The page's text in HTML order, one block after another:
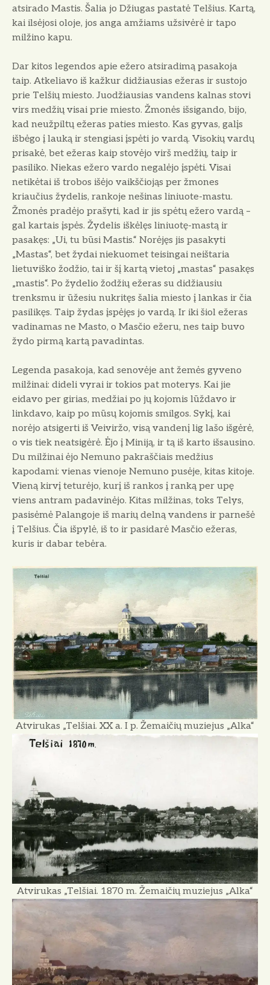
atsirado Mastis. Šalia jo Džiugas pastatė Telšius. Kartą,
kai ilsėjosi oloje, jos anga amžiams užsivėrė ir tapo
milžino kapu.
Dar kitos legendos apie ežero atsiradimą pasakoja
taip. Atkeliavo iš kažkur didžiau­sias ežeras ir sustojo
prie Telšių miesto. Juodžiausias vandens kalnas stovi
virs medžių visai prie miesto. Žmonės išsigando, bijo,
kad neužpiltų ežeras paties miesto. Kas gyvas, galįs
išbėgo į lauką ir stengiasi įspėti jo vardą. Visokių vardų
prisakė, bet ežeras kaip stovėjo virš medžių, taip ir
pasiliko. Niekas ežero vardo negalėjo įspėti. Visai
netikėtai iš trobos išėjo vaikščiojąs per žmones
kriaučius žydelis, rankoje nešinas liniuote-mastu.
Žmonės pradėjo prašyti, kad ir jis spėtų ežero vardą –
gal kartais įspės. Žydelis iškėlęs liniuotę-mastą ir
pasakęs: „Ui, tu būsi Mastis.“ Norėjęs jis pasakyti
„Mastas“, bet žydai niekuomet teisingai neištaria
lietuviško žodžio, tai ir šį kartą vietoj „mastas“ pasakęs
„mastis“. Po žydelio žodžių ežeras su didžiausiu
trenksmu ir ūžesiu nukritęs šalia miesto į lankas ir čia
pasilikęs. Taip žydas įspėjęs jo vardą. Ir iki šiol ežeras
vadinamas ne Masto, o Masčio ežeru, nes taip buvo
žydo pirmą kartą pavadintas.
Legenda pasakoja, kad senovėje ant žemės gyveno
milžinai: dideli vyrai ir tokios pat moterys. Kai jie
eidavo per girias, medžiai po jų kojomis lūždavo ir
linkdavo, kaip po mūsų kojomis smilgos. Sykį, kai
norėjo atsigerti iš Veiviržo, visą vandenį lig lašo išgėrė,
o vis tiek neatsigėrė. Ėjo į Miniją, ir tą iš karto išsausino.
Du milžinai ėjo Nemuno pa­kraščiais medžius
kapodami: vienas vienoje Nemuno pusėje, kitas kitoje.
Vieną kirvį teturėjo, kurį iš rankos į ranką per upę
viens antram pa­davinėjo. Kitas milžinas, toks Telys,
pasisėmė Palangoje iš marių delną vandens ir parnešė
į Telšius. Čia išpylė, iš to ir pasidarė Masčio ežeras,
kuris ir dabar tebėra.
Atvirukas „Telšiai. XX a. I p. Žemaičių muziejus „Alka“
Atvirukas „Telšiai. 1870 m. Žemaičių muziejus „Alka“